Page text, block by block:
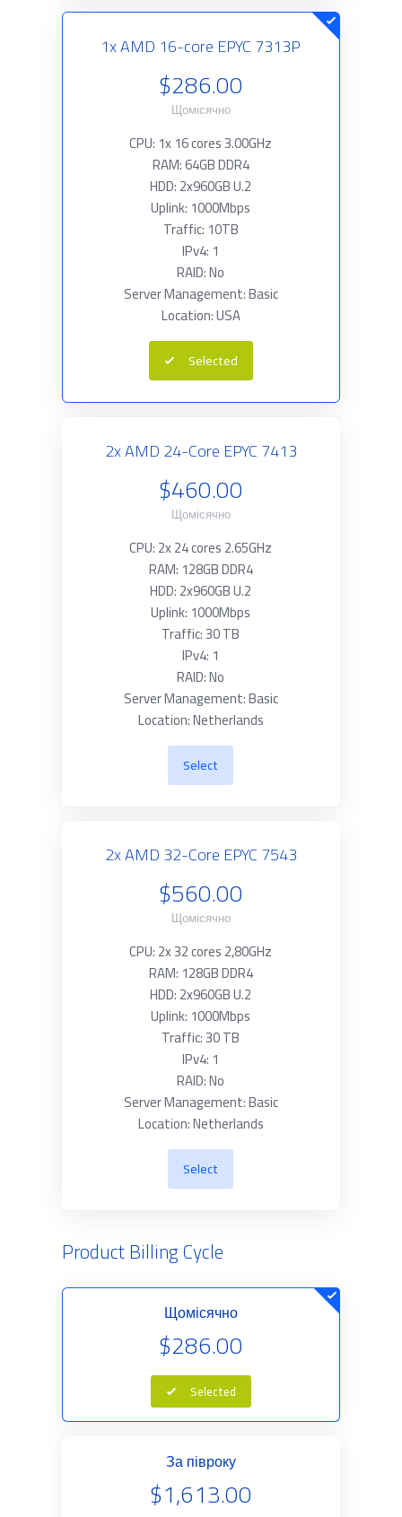
1x AMD 16-core EPYC 7313P
$286.00
Щомісячно
CPU: 1x 16 cores 3.00GHz
RAM: 64GB DDR4
HDD: 2x960GB U.2
Uplink: 1000Mbps
Traffic: 10TB
IPv4: 1
RAID: No
Server Management: Basic
Location: USA
Selected
2x AMD 24-Core EPYC 7413
$460.00
Щомісячно
CPU: 2x 24 cores 2.65GHz
RAM: 128GB DDR4
HDD: 2x960GB U.2
Uplink: 1000Mbps
Traffic: 30 TB
IPv4: 1
RAID: No
Server Management: Basic
Location: Netherlands
Select
2x AMD 32-Core EPYC 7543
$560.00
Щомісячно
CPU: 2x 32 cores 2,80GHz
RAM: 128GB DDR4
HDD: 2x960GB U.2
Uplink: 1000Mbps
Traffic: 30 TB
IPv4: 1
RAID: No
Server Management: Basic
Location: Netherlands
Select
Product Billing Cycle
Щомісячно
$286.00
Selected
За півроку
$1,613.00